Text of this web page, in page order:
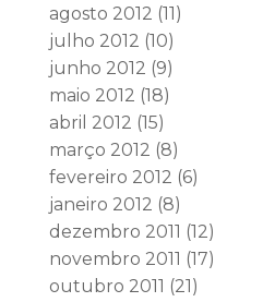
agosto 2012 (11)
julho 2012 (10)
junho 2012 (9)
maio 2012 (18)
abril 2012 (15)
março 2012 (8)
fevereiro 2012 (6)
janeiro 2012 (8)
dezembro 2011 (12)
novembro 2011 (17)
outubro 2011 (21)